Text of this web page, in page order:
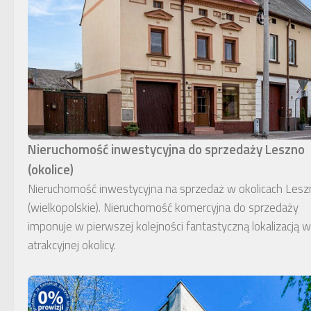
Nieruchomość inwestycyjna do sprzedaży Leszno
(okolice)
Nieruchomość inwestycyjna na sprzedaż w okolicach
(wielkopolskie). Nieruchomość komercyjna do sprzedaży
imponuje w pierwszej kolejności fantastyczną lokalizacją w
atrakcyjnej okolicy.